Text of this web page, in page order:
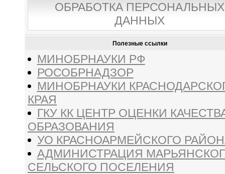
ОБРАБОТКА ПЕРСОНАЛЬНЫХ
ДАННЫХ
Полезные ссылки
МИНОБРНАУКИ РФ
РОСОБРНАДЗОР
МИНОБРНАУКИ
КРАЯ
ГКУ КК ЦЕНТР ОЦЕНКИ
ОБРАЗОВАНИЯ
УО КРАСНОАРМЕЙСКОГО
АДМИНИСТРАЦИЯ
СЕЛЬСКОГО ПОСЕЛЕНИЯ